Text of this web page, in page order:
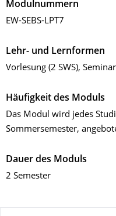
Modulnummern
EW-SEBS-LPT7
Lehr- und Lernformen
Vorlesung (2 SWS),
Häufigkeit des Moduls
Das Modul wird jedes
Sommersemester,
Dauer des Moduls
2 Semester